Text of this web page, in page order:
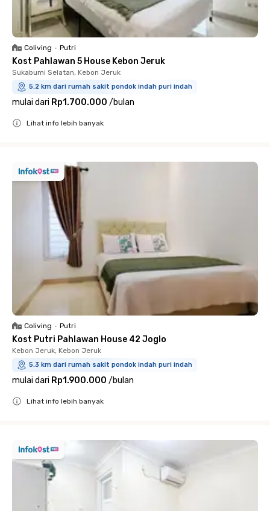
Coliving • Putri
Kost Pahlawan 5 House Kebon Jeruk
Sukabumi Selatan, Kebon Jeruk
5.2 km dari rumah sakit pondok indah puri indah
mulai dari Rp1.700.000 /bulan
Lihat info lebih banyak
Coliving • Putri
Kost Putri Pahlawan House 42 Joglo
Kebon Jeruk, Kebon Jeruk
5.3 km dari rumah sakit pondok indah puri indah
mulai dari Rp1.900.000 /bulan
Lihat info lebih banyak